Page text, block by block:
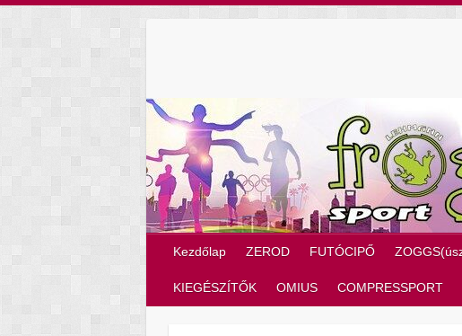
Kezdőlap ZEROD FUTÓCIPŐ
KIEGÉSZÍTŐK OMIUS COMPRESSPORT